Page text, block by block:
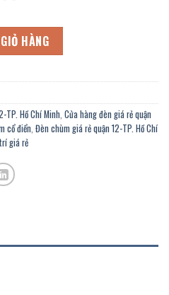
₫.
tại
là:
5.084.000 ₫.
chính hãng giá rẻ tại quận 12-
HÀNG
TP. Hồ Chí Minh, Cửa hàng đèn giá rẻ quận
cổ điển, Đèn chùm giá rẻ quận 12-TP. Hồ Chí
giá rẻ